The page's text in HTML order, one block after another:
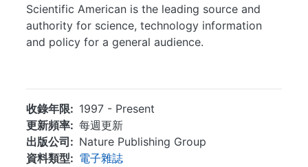
Scientific American is the leading source and
authority for science, technology information
and policy for a general audience.
收錄年限
1997 - Present
更新頻率
每週更新
出版公司
Nature Publishing Group
資料類型
電子雜誌